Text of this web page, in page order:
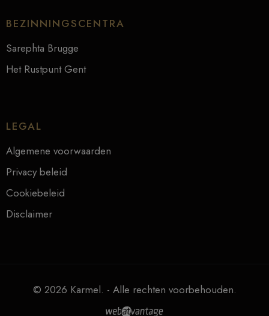
BEZINNINGSCENTRA
Sarephta Brugge
Het Rustpunt Gent
LEGAL
Algemene voorwaarden
Privacy beleid
Cookiebeleid
Disclaimer
© 2026 Karmel. - Alle rechten voorbehouden.